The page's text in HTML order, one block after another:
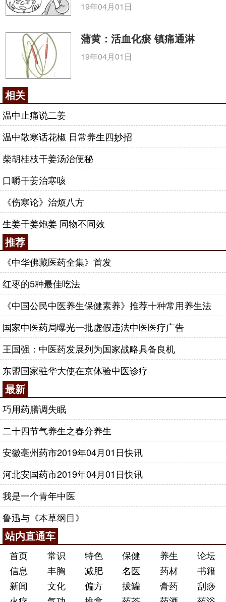
19年04月01日
蒲黄：活血化瘀 镇痛通淋
19年04月01日
相关
温中止痛说二姜
温中散寒话花椒 日常养生四妙招
柴胡桂枝干姜汤治便秘
口嚼干姜治寒咳
《伤寒论》治烦八方
生姜干姜炮姜 同物不同效
推荐
《中华佛藏医药全集》首发
红枣的5种最佳吃法
《中国公民中医养生保健素养》推荐十种常用养生法
国家中医药局曝光一批虚假违法中医医疗广告
王国强：中医药发展列为国家战略具备良机
东盟国家驻华大使在京体验中医诊疗
最新
巧用药膳调失眠
二十四节气养生之春分养生
安徽亳州药市2019年04月01日快讯
河北安国药市2019年04月01日快讯
我是一个青年中医
鲁迅与《本草纲目》
站内直通车
首页 常识 特色 保健 养生
论坛
信息
丰胸 减肥 名医 药材
书籍
新闻
文化 偏方 拔罐 膏药
刮痧